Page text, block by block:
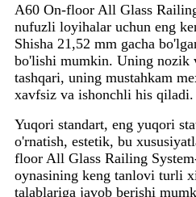
A60 On-floor All Glass
nufuzli loyihalar uchun eng
Shisha 21,52 mm gacha
bo'lishi mumkin. Uning nozik
tashqari, uning mustahkam
xavfsiz va ishonchli his qiladi.
Yuqori standart, eng yuqori
o'rnatish, estetik, bu
floor All Glass Railing
oynasining keng tanlovi turli
talablariga javob berishi